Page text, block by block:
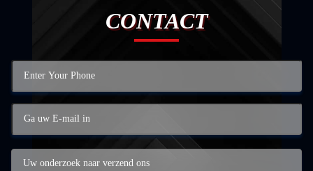
CONTACT